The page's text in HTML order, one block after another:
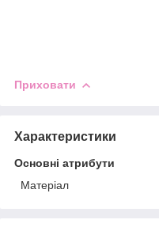
Приховати
Характеристики
Основні атрибути
Матеріал